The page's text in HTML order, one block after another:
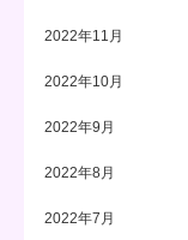
2022年11月
2022年10月
2022年9月
2022年8月
2022年7月